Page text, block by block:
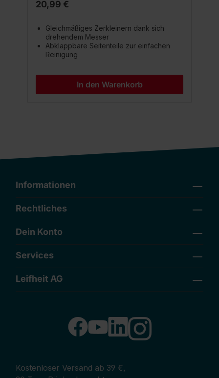
20,99 €
Gleichmäßiges Zerkleinern dank sich
drehendem Messer
Abklappbare Seitenteile zur einfachen
Reinigung
In den Warenkorb
Informationen
Rechtliches
Dein Konto
Services
Leifheit AG
Kostenloser Versand ab 39 €,